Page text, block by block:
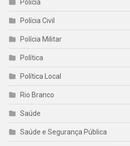
Polícia
Polícia Civil
Polícia Militar
Política
Política Local
Rio Branco
Saúde
Saúde e Segurança Pública